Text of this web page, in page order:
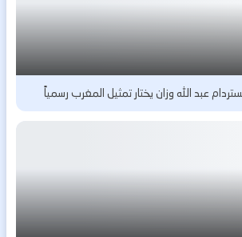
عبد الله وزان يختار تمثيل المغرب رسمياً